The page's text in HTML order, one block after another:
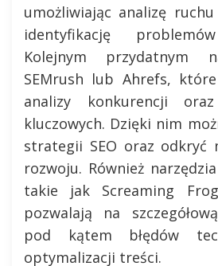
umożliwiając analizę
identyfikację
Kolejnym przydatnym
SEMrush lub Ahrefs,
analizy konkurencji
kluczowych. Dzięki nim
strategii SEO oraz odkryć
rozwoju. Również
takie jak Screaming
pozwalają na
pod kątem błędów
optymalizacji treści.